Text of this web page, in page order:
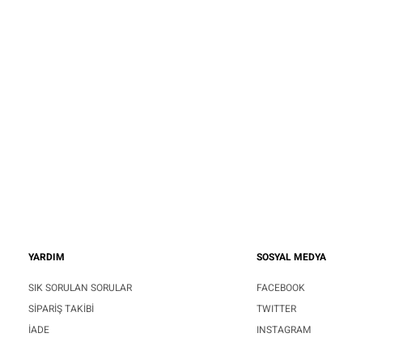
YARDIM
SIK SORULAN SORULAR
SIPARIŞ TAKIBI
İADE
SOSYAL MEDYA
FACEBOOK
TWITTER
INSTAGRAM